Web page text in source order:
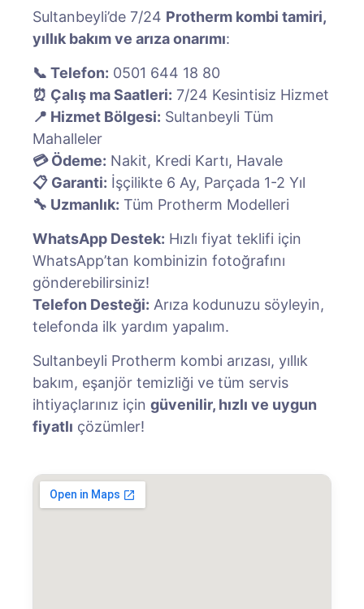
Sultanbeyli’de 7/24 Protherm kombi tamiri,
yıllık bakım ve arıza onarımı:
📞 Telefon: 0501 644 18 80
⏰ Çalış ma Saatleri: 7/24 Kesintisiz Hizmet
📍 Hizmet Bölgesi: Sultanbeyli Tüm
Mahalleler
💳 Ödeme: Nakit, Kredi Kartı, Havale
📋 Garanti: İşçilikte 6 Ay, Parçada 1-2 Yıl
🔧 Uzmanlık: Tüm Protherm Modelleri
WhatsApp Destek: Hızlı fiyat teklifi için
WhatsApp’tan kombinizin fotoğrafını
gönderebilirsiniz!
Telefon Desteği: Arıza kodunuzu söyleyin,
telefonda ilk yardım yapalım.
Sultanbeyli Protherm kombi arızası, yıllık
bakım, eşanjör temizliği ve tüm servis
ihtiyaçlarınız için güvenilir, hızlı ve uygun
fiyatlı çözümler!